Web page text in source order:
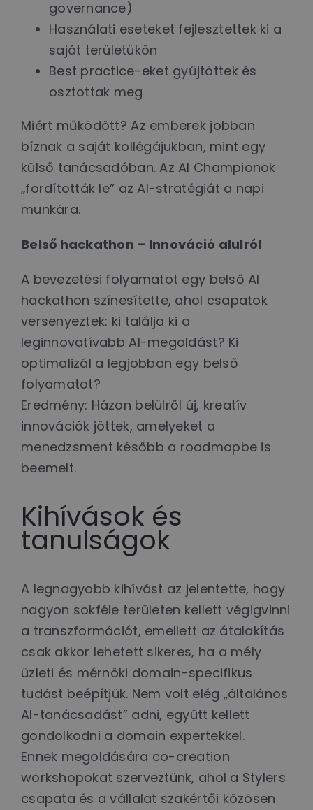
governance)
Használati eseteket fejlesztettek ki a
saját területükön
Best practice-eket gyűjtöttek és
osztottak meg
Miért működött? Az emberek jobban
bíznak a saját kollégájukban, mint egy
külső tanácsadóban. Az AI Championok
„fordították le” az AI-stratégiát a napi
munkára.
Belső hackathon – Innováció alulról
A bevezetési folyamatot egy belső AI
hackathon színesítette, ahol csapatok
versenyeztek: ki találja ki a
leginnovatívabb AI-megoldást? Ki
optimalizál a legjobban egy belső
folyamatot?
Eredmény: Házon belülről új, kreatív
innovációk jöttek, amelyeket a
menedzsment később a roadmapbe is
beemelt.
Kihívások és
tanulságok
A legnagyobb kihívást az jelentette, hogy
nagyon sokféle területen kellett végigvinni
a transzformációt, emellett az átalakítás
csak akkor lehetett sikeres, ha a mély
üzleti és mérnöki domain-specifikus
tudást beépítjük. Nem volt elég „általános
AI-tanácsadást” adni, együtt kellett
gondolkodni a domain expertekkel.
Ennek megoldására co-creation
workshopokat szerveztünk, ahol a Stylers
csapata és a vállalat szakértői közösen